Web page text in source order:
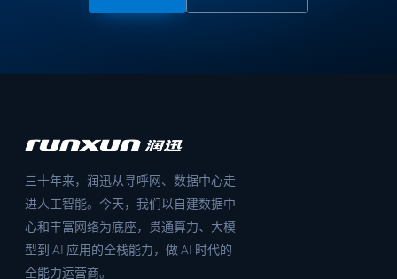
三十年来，润迅从寻呼网、数据中心走
进人工智能。今天，我们以自建数据中
心和丰富网络为底座，贯通算力、大模
型到 AI 应用的全栈能力，做 AI 时代的
全能力运营商。